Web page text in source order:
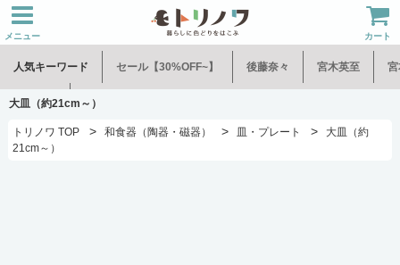
メニュー カート
人気キーワード セール【30%OFF~】 後藤奈々 宮木英至 宮
水谷和音 児玉修治
大皿（約21cm～）
トリノワ TOP > 和食器（陶器・磁器） > 皿・プレート >
大皿（約
21cm～）